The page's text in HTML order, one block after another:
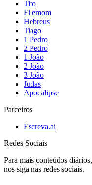
Tito
Filemom
Hebreus
Tiago
1 Pedro
2 Pedro
1 João
2 João
3 João
Judas
Apocalipse
Parceiros
Escreva.ai
Redes Sociais
Para mais conteúdos diários,
nos siga nas redes sociais.